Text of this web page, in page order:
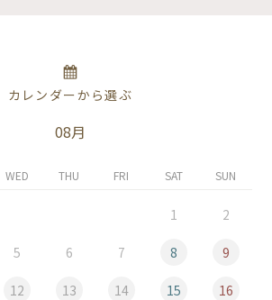
カレンダーから選ぶ
08月
WED THU FRI SAT SUN
1 2
5 6 7 8 9
12 13 14 15 16